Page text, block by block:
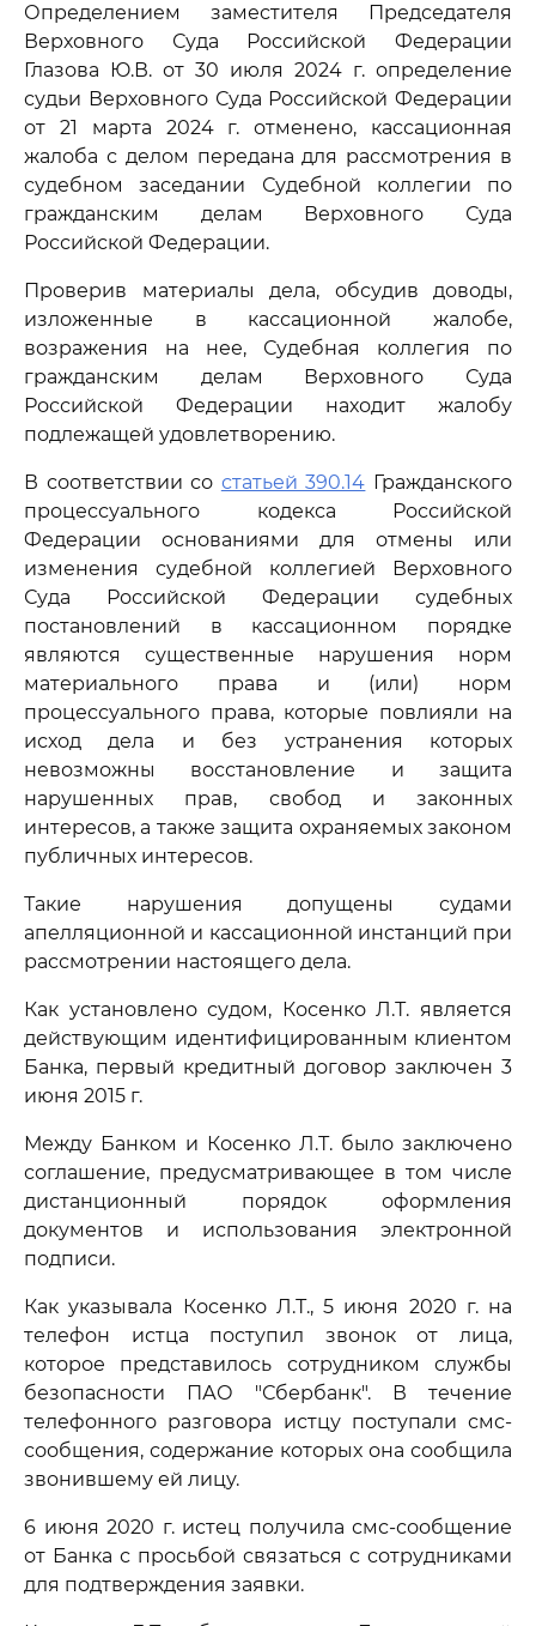
Определением заместителя Председателя
Верховного Суда Российской Федерации
Глазова Ю.В. от 30 июля 2024 г. определение
судьи Верховного Суда Российской Федерации
от 21 марта 2024 г. отменено, кассационная
жалоба с делом передана для рассмотрения в
судебном заседании Судебной коллегии по
гражданским делам Верховного Суда
Российской Федерации.
Проверив материалы дела, обсудив доводы,
изложенные в кассационной жалобе,
возражения на нее, Судебная коллегия по
гражданским делам Верховного Суда
Российской Федерации находит жалобу
подлежащей удовлетворению.
В соответствии со статьей 390.14 Гражданского
процессуального кодекса Российской
Федерации основаниями для отмены или
изменения судебной коллегией Верховного
Суда Российской Федерации судебных
постановлений в кассационном порядке
являются существенные нарушения норм
материального права и (или) норм
процессуального права, которые повлияли на
исход дела и без устранения которых
невозможны восстановление и защита
нарушенных прав, свобод и законных
интересов, а также защита охраняемых законом
публичных интересов.
Такие нарушения допущены судами
апелляционной и кассационной инстанций при
рассмотрении настоящего дела.
Как установлено судом, Косенко Л.Т. является
действующим идентифицированным клиентом
Банка, первый кредитный договор заключен 3
июня 2015 г.
Между Банком и Косенко Л.Т. было заключено
соглашение, предусматривающее в том числе
дистанционный порядок оформления
документов и использования электронной
подписи.
Как указывала Косенко Л.Т., 5 июня 2020 г. на
телефон истца поступил звонок от лица,
которое представилось сотрудником службы
безопасности ПАО "Сбербанк". В течение
телефонного разговора истцу поступали смс-
сообщения, содержание которых она сообщила
звонившему ей лицу.
6 июня 2020 г. истец получила смс-сообщение
от Банка с просьбой связаться с сотрудниками
для подтверждения заявки.